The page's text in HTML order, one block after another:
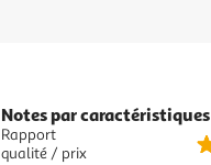
Notes par caractéristiques
Rapport
qualité / prix